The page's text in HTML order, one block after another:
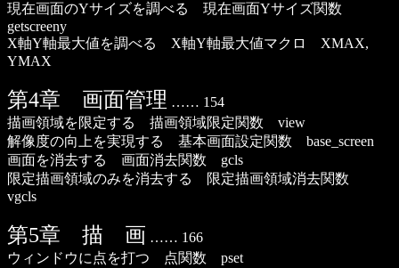
現在画面のYサイズを調べる 現在画面Yサイズ関数
getscreeny
X軸Y軸最大値を調べる X軸Y軸最大値マクロ XMAX,
YMAX
第4章 画面管理 …… 154
描画領域を限定する 描画領域限定関数 view
解像度の向上を実現する 基本画面設定関数 base_screen
画面を消去する 画面消去関数 gcls
限定描画領域のみを消去する 限定描画領域消去関数
vgcls
第5章 描 画 …… 166
ウィンドウに点を打つ 点関数 pset